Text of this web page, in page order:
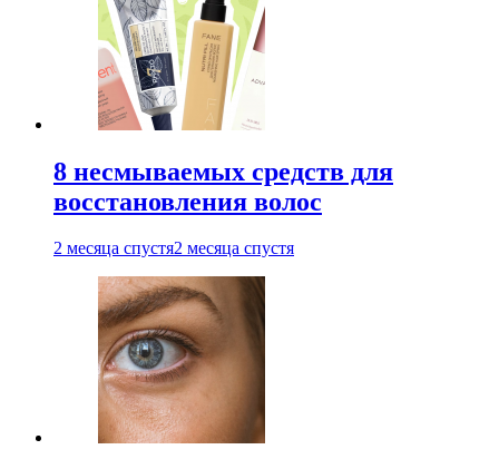
8 несмываемых средств для
восстановления волос
2 месяца спустя2 месяца спустя